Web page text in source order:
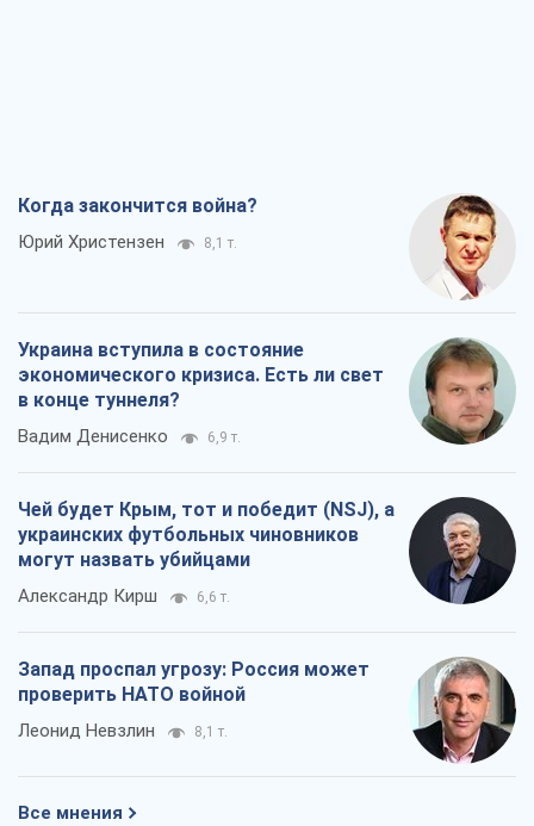
Когда закончится война?
Юрий Христензен 8,1 т.
Украина вступила в состояние
экономического кризиса. Есть ли свет
в конце туннеля?
Вадим Денисенко 6,9 т.
Чей будет Крым, тот и победит (NSJ), а
украинских футбольных чиновников
могут назвать убийцами
Александр Кирш 6,6 т.
Запад проспал угрозу: Россия может
проверить НАТО войной
Леонид Невзлин 8,1 т.
Все мнения